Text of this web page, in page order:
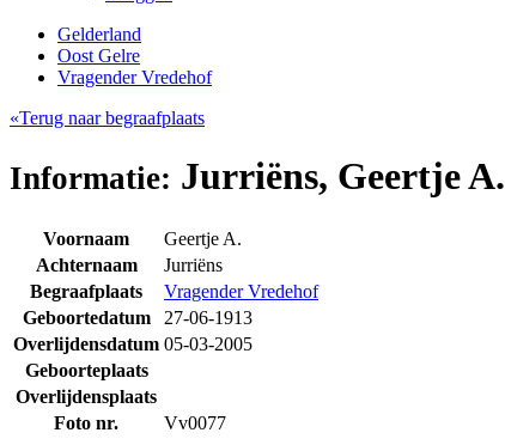
Gelderland
Oost Gelre
Vragender Vredehof
«Terug naar begraafplaats
Informatie: Jurriëns, Geertje A.
Voornaam
Geertje A.
Achternaam
Jurriëns
Begraafplaats
Vragender Vredehof
Geboortedatum
27-06-1913
Overlijdensdatum 05-03-2005
Geboorteplaats
Overlijdensplaats
Foto nr.
Vv0077